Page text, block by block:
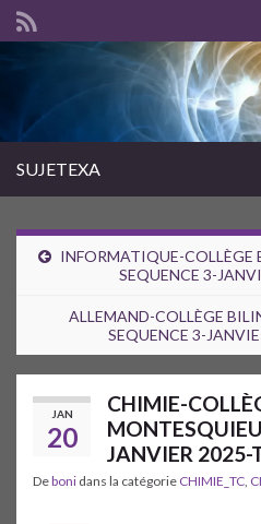
SUJETEXA
INFORMATIQUE-COLLÈGE
SEQUENCE 3-
ALLEMAND-COLLÈGE
SEQUENCE 3-
JAN
20
CHIMIE-
JANVIER 2025-
Deboni dans la catégorie CHIMIE_TC,